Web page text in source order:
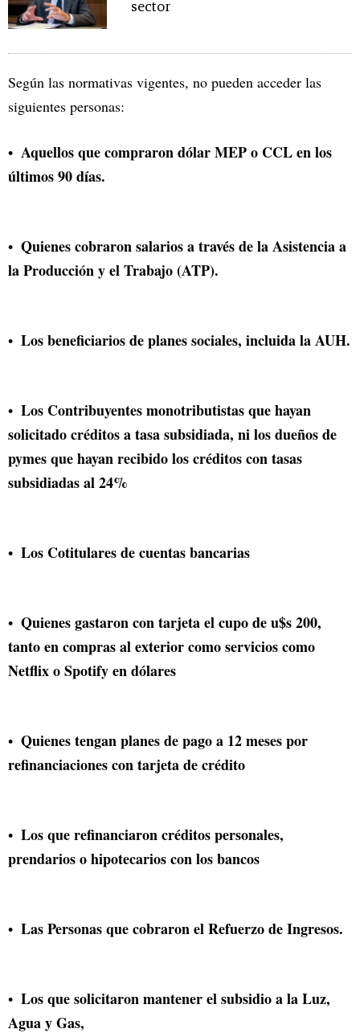
sector
Según las normativas vigentes, no pueden acceder las
siguientes personas:
Aquellos que compraron dólar MEP o CCL en los
últimos 90 días.
Quienes cobraron salarios a través de la Asistencia a
la Producción y el Trabajo (ATP).
Los beneficiarios de planes sociales, incluida la AUH.
Los Contribuyentes monotributistas que hayan
solicitado créditos a tasa subsidiada, ni los dueños de
pymes que hayan recibido los créditos con tasas
subsidiadas al 24%
Los Cotitulares de cuentas bancarias
Quienes gastaron con tarjeta el cupo de u$s 200,
tanto en compras al exterior como servicios como
Netflix o Spotify en dólares
Quienes tengan planes de pago a 12 meses por
refinanciaciones con tarjeta de crédito
Los que refinanciaron créditos personales,
prendarios o hipotecarios con los bancos
Las Personas que cobraron el Refuerzo de Ingresos.
Los que solicitaron mantener el subsidio a la Luz,
Agua y Gas,